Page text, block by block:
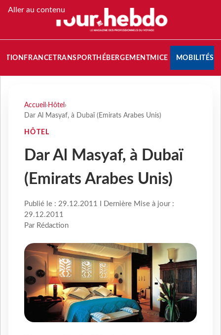
Aller au contenu
FRANCETRANSPORT HÉBERGEMENTMICE MOBILITÉS
Accueil › Hôtel ›
Dar Al Masyaf, à Dubaï (Emirats Arabes Unis)
HÔTEL
Dar Al Masyaf, à Dubaï
(Emirats Arabes Unis)
Publié le : 29.12.2011 I Dernière Mise à jour :
29.12.2011
Par Rédaction